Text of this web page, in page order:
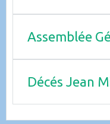
Assemblée
Décés Jean